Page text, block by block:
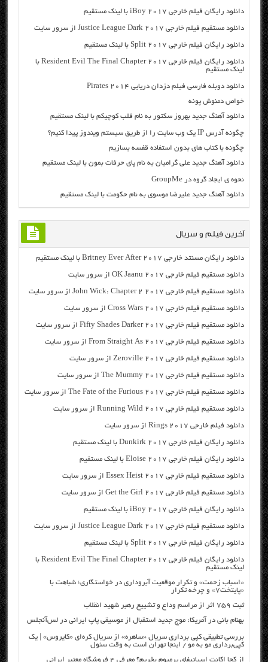
دانلود رایگان فیلم خارجی iBoy 2017 با لینک مستقیم
دانلود مستقیم فیلم خارجی Justice League Dark 2017 از سرور سایت
دانلود رایگان فیلم خارجی Split 2017 با لینک مستقیم
دانلود رایگان فیلم خارجی Resident Evil The Final Chapter 2017 با
لینک مستقیم
دانلود دوبله فارسی فیلم دزدان دریایی Pirates 2014
خواص دمنوش پونه
دانلود آهنگ جدید بهروز سکتور به نام قلب کوچیکم با لینک مستقیم
چگونه آدرس IP یک وب سایت را از طریق سیستم ویندوز پیدا کنیم؟
چگونه با کتاب های بدون استفاده قفسه بسازیم
دانلود آهنگ جدید علی گرامیان به نام پای حرفات بمون با لینک مستقیم
نحوه ی ایجاد گروه در GroupMe
دانلود آهنگ جدید علیرضا موسوی به نام حکومت با لینک مستقیم
آخرین فیلم و سریال
دانلود رایگان مسنتد خارجی Britney Ever After 2017 با لینک مستقیم
دانلود مستقیم فیلم خارجی OK Jaanu 2017 از سرور سایت
دانلود مستقیم فیلم خارجی John Wick: Chapter 2 2017 از سرور سایت
دانلود مستقیم فیلم خارجی Cross Wars 2017 از سرور سایت
دانلود مستقیم فیلم خارجی Fifty Shades Darker 2017 از سرور سایت
دانلود مستقیم فیلم خارجی From Straight As 2017 از سرور سایت
دانلود مستقیم فیلم خارجی Zeroville 2017 از سرور سایت
دانلود مستقیم فیلم خارجی The Mummy 2017 از سرور سایت
دانلود مستقیم فیلم خارجی The Fate of the Furious 2017 از سرور سایت
دانلود مستقیم فیلم خارجی Running Wild 2017 از سرور سایت
دانلود فیلم خارجی Rings 2017 از سرور سایت
دانلود رایگان فیلم خارجی Dunkirk 2017 با لینک مستقیم
دانلود رایگان فیلم خارجی Eloise 2017 با لینک مستقیم
دانلود مستقیم فیلم خارجی Essex Heist 2017 از سرور سایت
دانلود مستقیم فیلم خارجی Get the Girl 2017 از سرور سایت
دانلود رایگان فیلم خارجی iBoy 2017 با لینک مستقیم
دانلود مستقیم فیلم خارجی Justice League Dark 2017 از سرور سایت
دانلود رایگان فیلم خارجی Split 2017 با لینک مستقیم
دانلود رایگان فیلم خارجی Resident Evil The Final Chapter 2017 با
لینک مستقیم
«اسباب زحمت» و تکرار موقعیت آبروداری در خواستگاری؛ شباهت با
«پایتخت۷» و چرخه تکرار
ثبت ۷۵۹ اثر از مراسم وداع و تشییع رهبر شهید انقلاب
بهنام بانی در آمریکا: موج جدید استقبال از موسیقی پاپ ایرانی در لس‌آنجلس
بررسی تطبیقی کپی برداری سریال «ساهره» از سریال کره‌ای «کایروس» | یک
کپی‌برداری مو به مو / اینجا تهران است به وقت سئول
از کجا اکانت اسپاتیفای پرمیوم بخریم؟ معرفی ۴ فروشگاه معتبر ایرانی